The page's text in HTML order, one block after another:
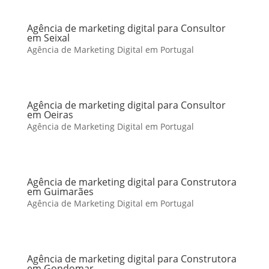
Agência de marketing digital para Consultor
em Seixal
Agência de Marketing Digital em Portugal
Agência de marketing digital para Consultor
em Oeiras
Agência de Marketing Digital em Portugal
Agência de marketing digital para Construtora
em Guimarães
Agência de Marketing Digital em Portugal
Agência de marketing digital para Construtora